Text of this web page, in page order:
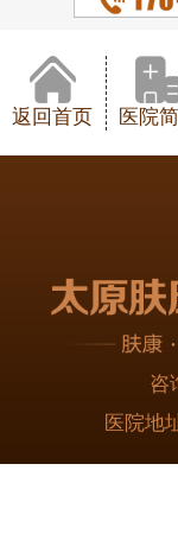
返回首页 医院
咨
医院地